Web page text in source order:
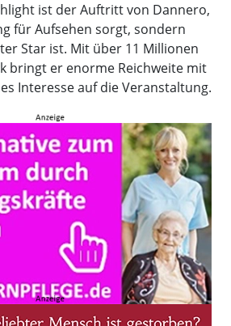
ist der Auftritt von Dannero,
für Aufsehen sorgt, sondern
Star ist. Mit über 11 Millionen
bringt er enorme Reichweite mit
Interesse auf die Veranstaltung.